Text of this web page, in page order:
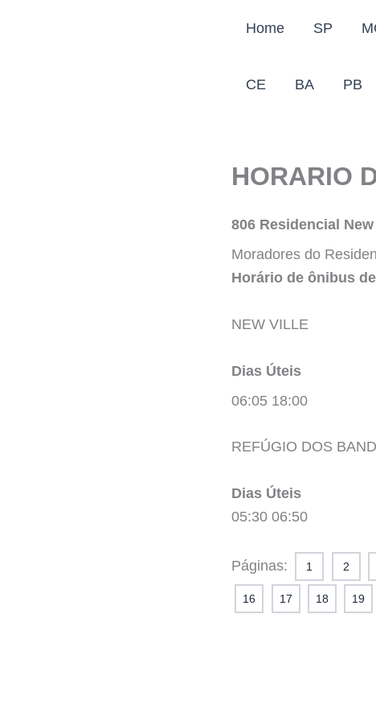
Home SP
CE BA PB
HORARIO
806 Residencial
Moradores do
Horário de ônibus
NEW VILLE
Dias Úteis
06:05 18:00
REFÚGIO DOS
Dias Úteis
05:30 06:50
Páginas: 1 2
16 17 18 19